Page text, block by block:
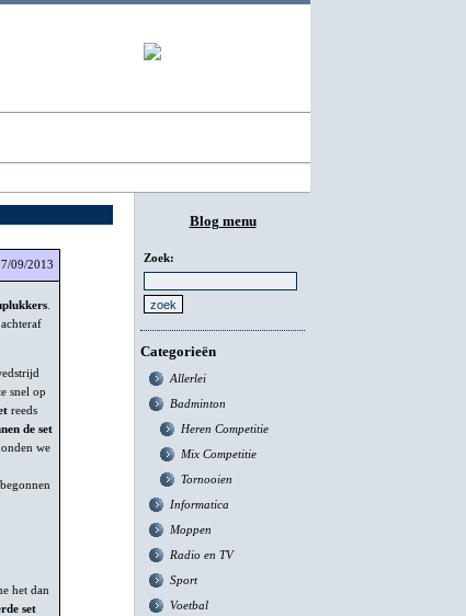
09/2013
snel op
reeds
de set
we
het dan
set
Blog menu
Zoek:
Categorieën
Allerlei
Badminton
Heren Competitie
Mix Competitie
Tornooien
Informatica
Moppen
Radio en TV
Sport
Voetbal